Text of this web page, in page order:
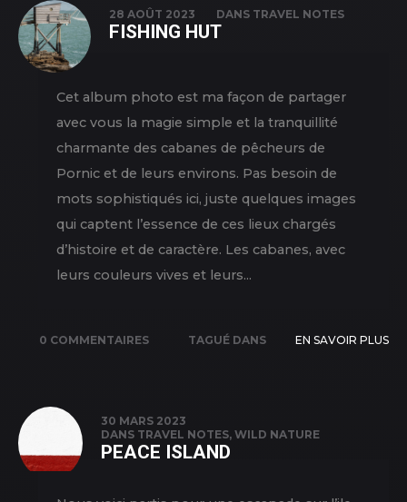
TRAVEL
28 AOÛT 2023 DANS TRAVEL NOTES
FISHING HUT
Cet album photo est ma façon de partager
avec vous la magie simple et la tranquillité
charmante des cabanes de pêcheurs de
Pornic et de leurs environs. Pas besoin de
mots sophistiqués ici, juste quelques images
qui captent l’essence de ces lieux chargés
d’histoire et de caractère. Les cabanes, avec
leurs couleurs vives et leurs...
0 COMMENTAIRES
TAGUÉ DANS
EN SAVOIR PLUS
30 MARS 2023
DANS TRAVEL NOTES, WILD NATURE
PEACE ISLAND